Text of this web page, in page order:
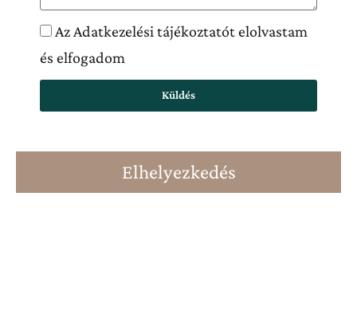
Az Adatkezelési tájékoztatót elolvastam
és elfogadom
Küldés
Elhelyezkedés